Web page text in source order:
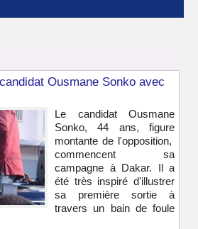
Ousmane Sonko avec
Le candidat Ousmane
Sonko, 44 ans, figure
montante de l'opposition,
commencent sa
campagne à Dakar. Il a
été très inspiré d'illustrer
sa première sortie à
travers un bain de foule